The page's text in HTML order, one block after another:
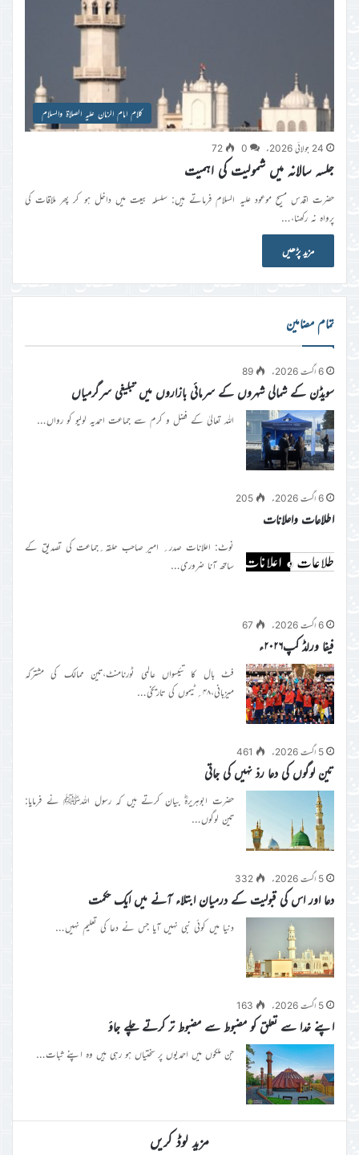
کلام امام الزمان علیہ الصلاۃ والسلام
24 جولائی 2026ء 0
72
جلسہ سالانہ میں شمولیت کی اہمیت
حضرت اقدس مسیح موعود علیہ السلام فرماتے ہیں: سلسلہ بیعت میں داخل ہو کر پھر ملاقات کی
پرواہ نہ رکھنا،…
مزید پڑھیں
تمام مضامین
6 اگست 2026ء 89
سویڈن کے شمالی شہروں کے سرمائی بازاروں میں تبلیغی سرگرمیاں
اللہ تعالیٰ کے فضل و کرم سے جماعت احمدیہ لولیو کو رواں…
6 اگست 2026ء 205
اطلاعات واعلانات
نوٹ: اعلانات صدر؍ امیر صاحب حلقہ؍جماعت کی تصدیق کے
ساتھ آنا ضروری…
6 اگست 2026ء 67
فیفا ورلڈ کپ۲۰۲۶ء
فٹ بال کا تئیسواں عالمی ٹورنامنٹ،تین ممالک کی مشترکہ
میزبانی،۴۸؍ٹیموں کی تاریخی…
5 اگست 2026ء 461
تین لوگوں کی دعا ردّ نہیں کی جاتی
حضرت ابوہریرہؓ بیان کرتے ہیں کہ رسول اللہﷺ نے فرمایا:
تین لوگوں…
5 اگست 2026ء 332
دعا اور اس کی قبولیت کے درمیان ابتلاء آنے میں ایک حکمت
دنیا میں کوئی نبی نہیں آیا جس نے دعا کی تعلیم نہیں…
5 اگست 2026ء 163
اپنے خدا سے تعلق کو مضبوط سے مضبوط تر کرتے چلے جاؤ
جن ملکوں میں احمدیوں پر سختیاں ہو رہی ہیں وہ اپنے ثبات…
مزید لوڈ کریں